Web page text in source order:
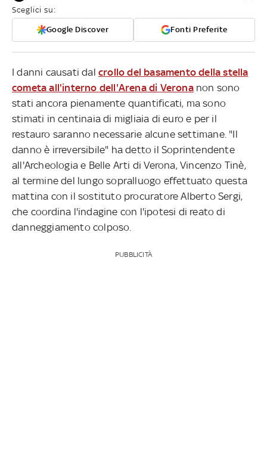
Sceglici su:
Google Discover Fonti Preferite
I danni causati dal crollo del basamento della stella
cometa all'interno dell'Arena di Veronanon sono
stati ancora pienamente quantificati, ma sono
stimati in centinaia di migliaia di euro e per il
restauro saranno necessarie alcune settimane. "Il
danno è irreversibile" ha detto il Soprintendente
all'Archeologia e Belle Arti di Verona, Vincenzo Tinè,
al termine del lungo sopralluogo effettuato questa
mattina con il sostituto procuratore Alberto Sergi,
che coordina l'indagine con l'ipotesi di reato di
danneggiamento colposo.
PUBBLICITÀ